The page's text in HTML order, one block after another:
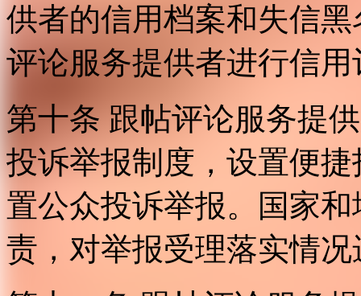
供者的信用档案和失信
评论服务提供者进行信用
第十条 跟帖评论服务提
投诉举报制度，设置便
置公众投诉举报。国家
责，对举报受理落实情